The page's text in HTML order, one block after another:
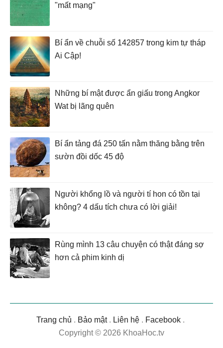
"mất mạng"
Bí ẩn về chuỗi số 142857 trong kim tự tháp
Ai Cập!
Những bí mật được ẩn giấu trong Angkor
Wat bị lãng quên
Bí ẩn tảng đá 250 tấn nằm thăng bằng trên
sườn đồi dốc 45 độ
Người khổng lồ và người tí hon có tồn tại
không? 4 dấu tích chưa có lời giải!
Rùng mình 13 câu chuyện có thật đáng sợ
hơn cả phim kinh dị
Trang chủ . Bảo mật. Liên hệ . Facebook .
Copyright © 2026 KhoaHoc.tv